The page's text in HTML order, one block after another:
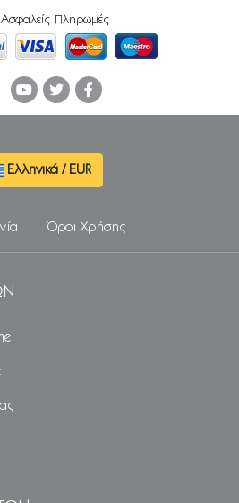
Πληρωμές
Ελληνικά / EUR
Όροι Χρήσης